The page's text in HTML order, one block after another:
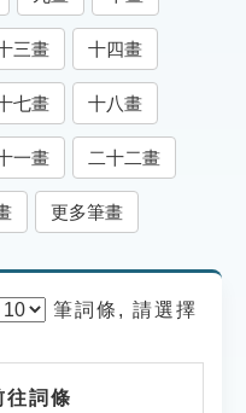
三畫 十四畫
七畫 十八畫
一畫 二十二畫
更多筆畫
筆詞條, 請選擇
往詞條